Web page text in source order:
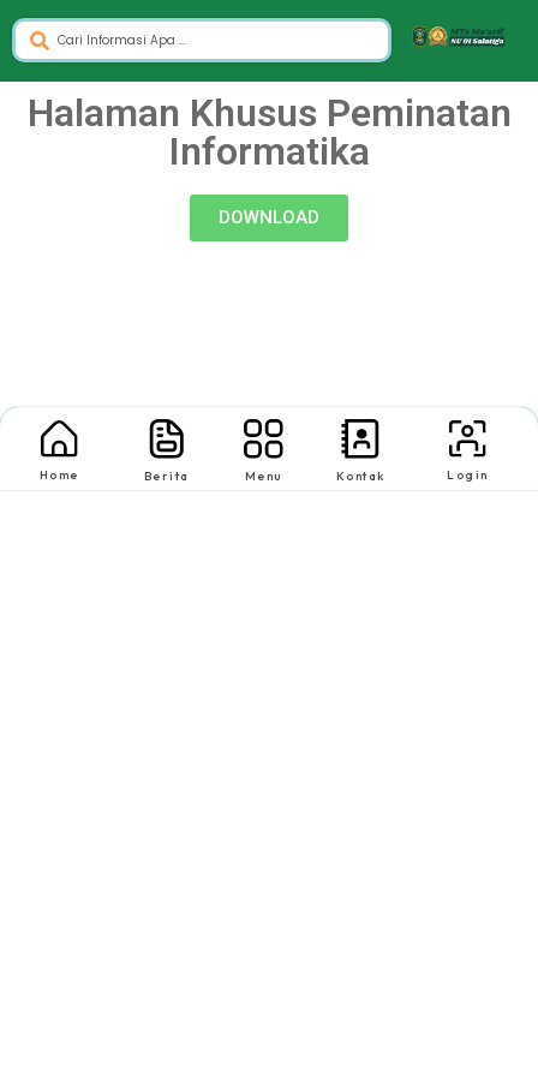
Halaman Khusus Peminatan
Informatika
DOWNLOAD
Home Berita Menu Kontak Login